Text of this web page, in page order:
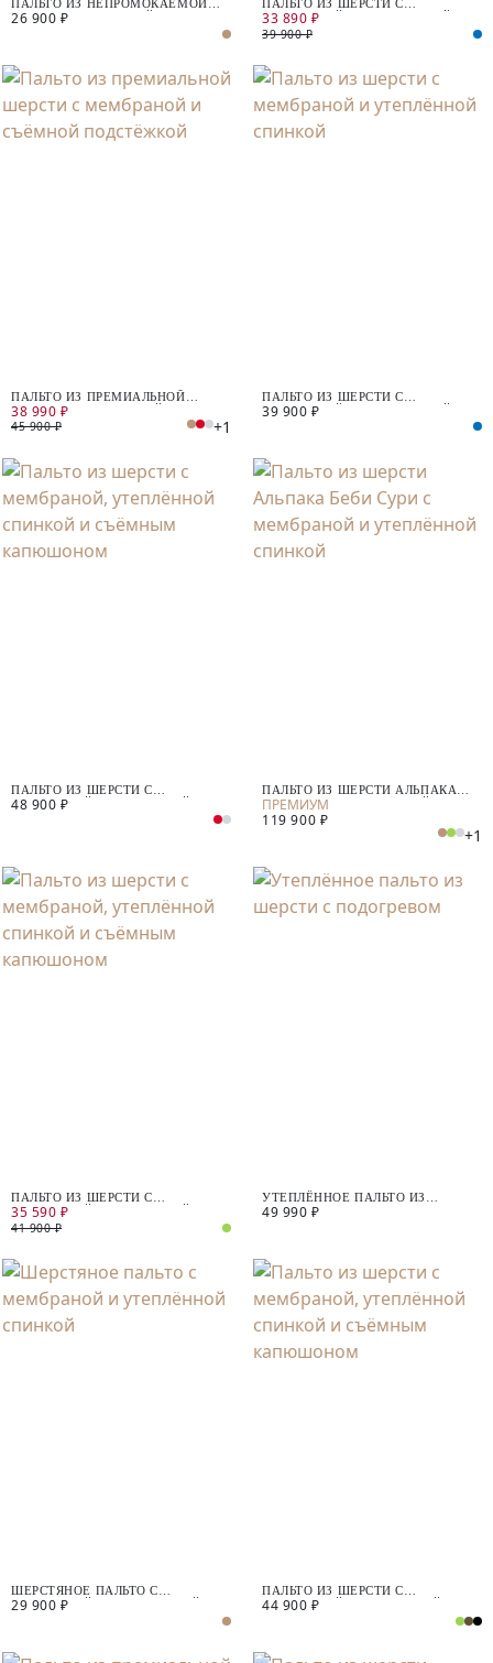
ПАЛЬТО ИЗ НЕПРОМОКАЕМОЙ
ТКАНИ С МЕМБРАНОЙ
26 900 ₽
ПАЛЬТО ИЗ ШЕРСТИ С
МЕМБРАНОЙ И УТЕПЛЁННОЙ
СПИНКОЙ
33 890 ₽
39 900 ₽
ПАЛЬТО ИЗ ПРЕМИАЛЬНОЙ
ШЕРСТИ С МЕМБРАНОЙ И
СЪЁМНОЙ ПОДСТЁЖКОЙ
38 990 ₽
45 900 ₽ +1
ПАЛЬТО ИЗ ШЕРСТИ С
МЕМБРАНОЙ И УТЕПЛЁННОЙ
39 900 ₽
ПАЛЬТО ИЗ ШЕРСТИ С
МЕМБРАНОЙ, УТЕПЛЁННОЙ
48 900 ₽
ПАЛЬТО ИЗ ШЕРСТИ АЛЬПАКА
БЕБИ СУРИ С МЕМБРАНОЙ И
УТЕПЛЁННОЙ СПИНКОЙ
119 900 ₽
+1
ПАЛЬТО ИЗ ШЕРСТИ С
МЕМБРАНОЙ, УТЕПЛЁННОЙ
СПИНКОЙ И СЪЁМНЫМ
35 590 ₽
41 900 ₽
УТЕПЛЁННОЕ ПАЛЬТО ИЗ
ШЕРСТИ С ПОДОГРЕВОМ
49 990 ₽
ШЕРСТЯНОЕ ПАЛЬТО С
МЕМБРАНОЙ И УТЕПЛЁННОЙ
29 900 ₽
ПАЛЬТО ИЗ ШЕРСТИ С
МЕМБРАНОЙ, УТЕПЛЁННОЙ
44 900 ₽